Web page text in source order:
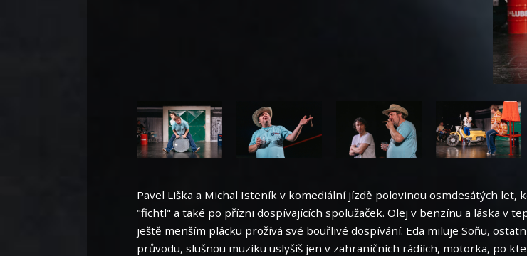
Pavel Liška a Michal Isteník v komediální jízdě polovinou osmdesátých
"fichtl" a také po přízni dospívajících spolužaček. Olej v benzínu a láska v
ještě menším plácku prožívá své bouřlivé dospívání. Eda miluje Soňu,
průvodu, slušnou muziku uslyšíš jen v zahraničních rádiích, motorka, po